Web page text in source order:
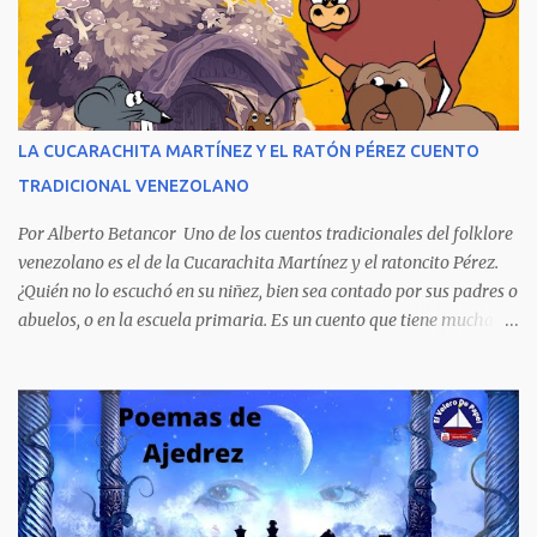
venezolano al vender rápidamente tres ediciones por su
extraordinario contenido y detalla, cambiando los nombres de los
personajes, cuatro crímenes que conmocionaron a la sociedad
venezolana y cuyos presuntos autores quedaron en libertad, pese a
tener la policía pruebas e indicios suficientes de culpabilidad. La
porque refleja los males del poder judicial y de la sociedad
venezolana, tráfico...
LA CUCARACHITA MARTÍNEZ Y EL RATÓN PÉREZ CUENTO
TRADICIONAL VENEZOLANO
Por Alberto Betancor Uno de los cuentos tradicionales del folklore
venezolano es el de la Cucarachita Martínez y el ratoncito Pérez.
¿Quién no lo escuchó en su niñez, bien sea contado por sus padres o
abuelos, o en la escuela primaria. Es un cuento que tiene muchas
hablaban, hace mucho, mucho tiempo, una Cucarachita llamada
Martínez que estaba barriendo el zaguán (porche) de su casa,
cuando vio algo que brillaba, se sorprendió y se emocionó al ver lo
que veían sus ojos, era un mediecito (moneda de cinco céntimos).
La recogió y se preguntó de quien sería, pero al ver que no era de